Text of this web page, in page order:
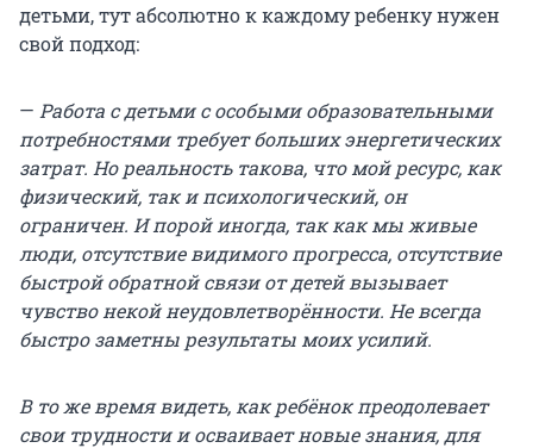
детьми, тут абсолютно к каждому ребенку нужен
свой подход:
— Работа с детьми с особыми образовательными
потребностями требует больших энергетических
затрат. Но реальность такова, что мой ресурс, как
физический, так и психологический, он
ограничен. И порой иногда, так как мы живые
люди, отсутствие видимого прогресса, отсутствие
быстрой обратной связи от детей вызывает
чувство некой неудовлетворённости. Не всегда
быстро заметны результаты моих усилий.
В то же время видеть, как ребёнок преодолевает
свои трудности и осваивает новые знания, для